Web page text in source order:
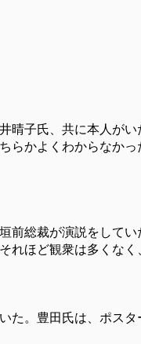
晴子氏、共に本人が
かよくわからなか
前総裁が演説をして
ほど観衆は多くなく
た。豊田氏は、ポス